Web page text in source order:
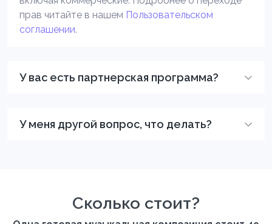
прав читайте в нашем Пользовательском
соглашении.
У вас есть партнерская программа?
У меня другой вопрос, что делать?
Сколько стоит?